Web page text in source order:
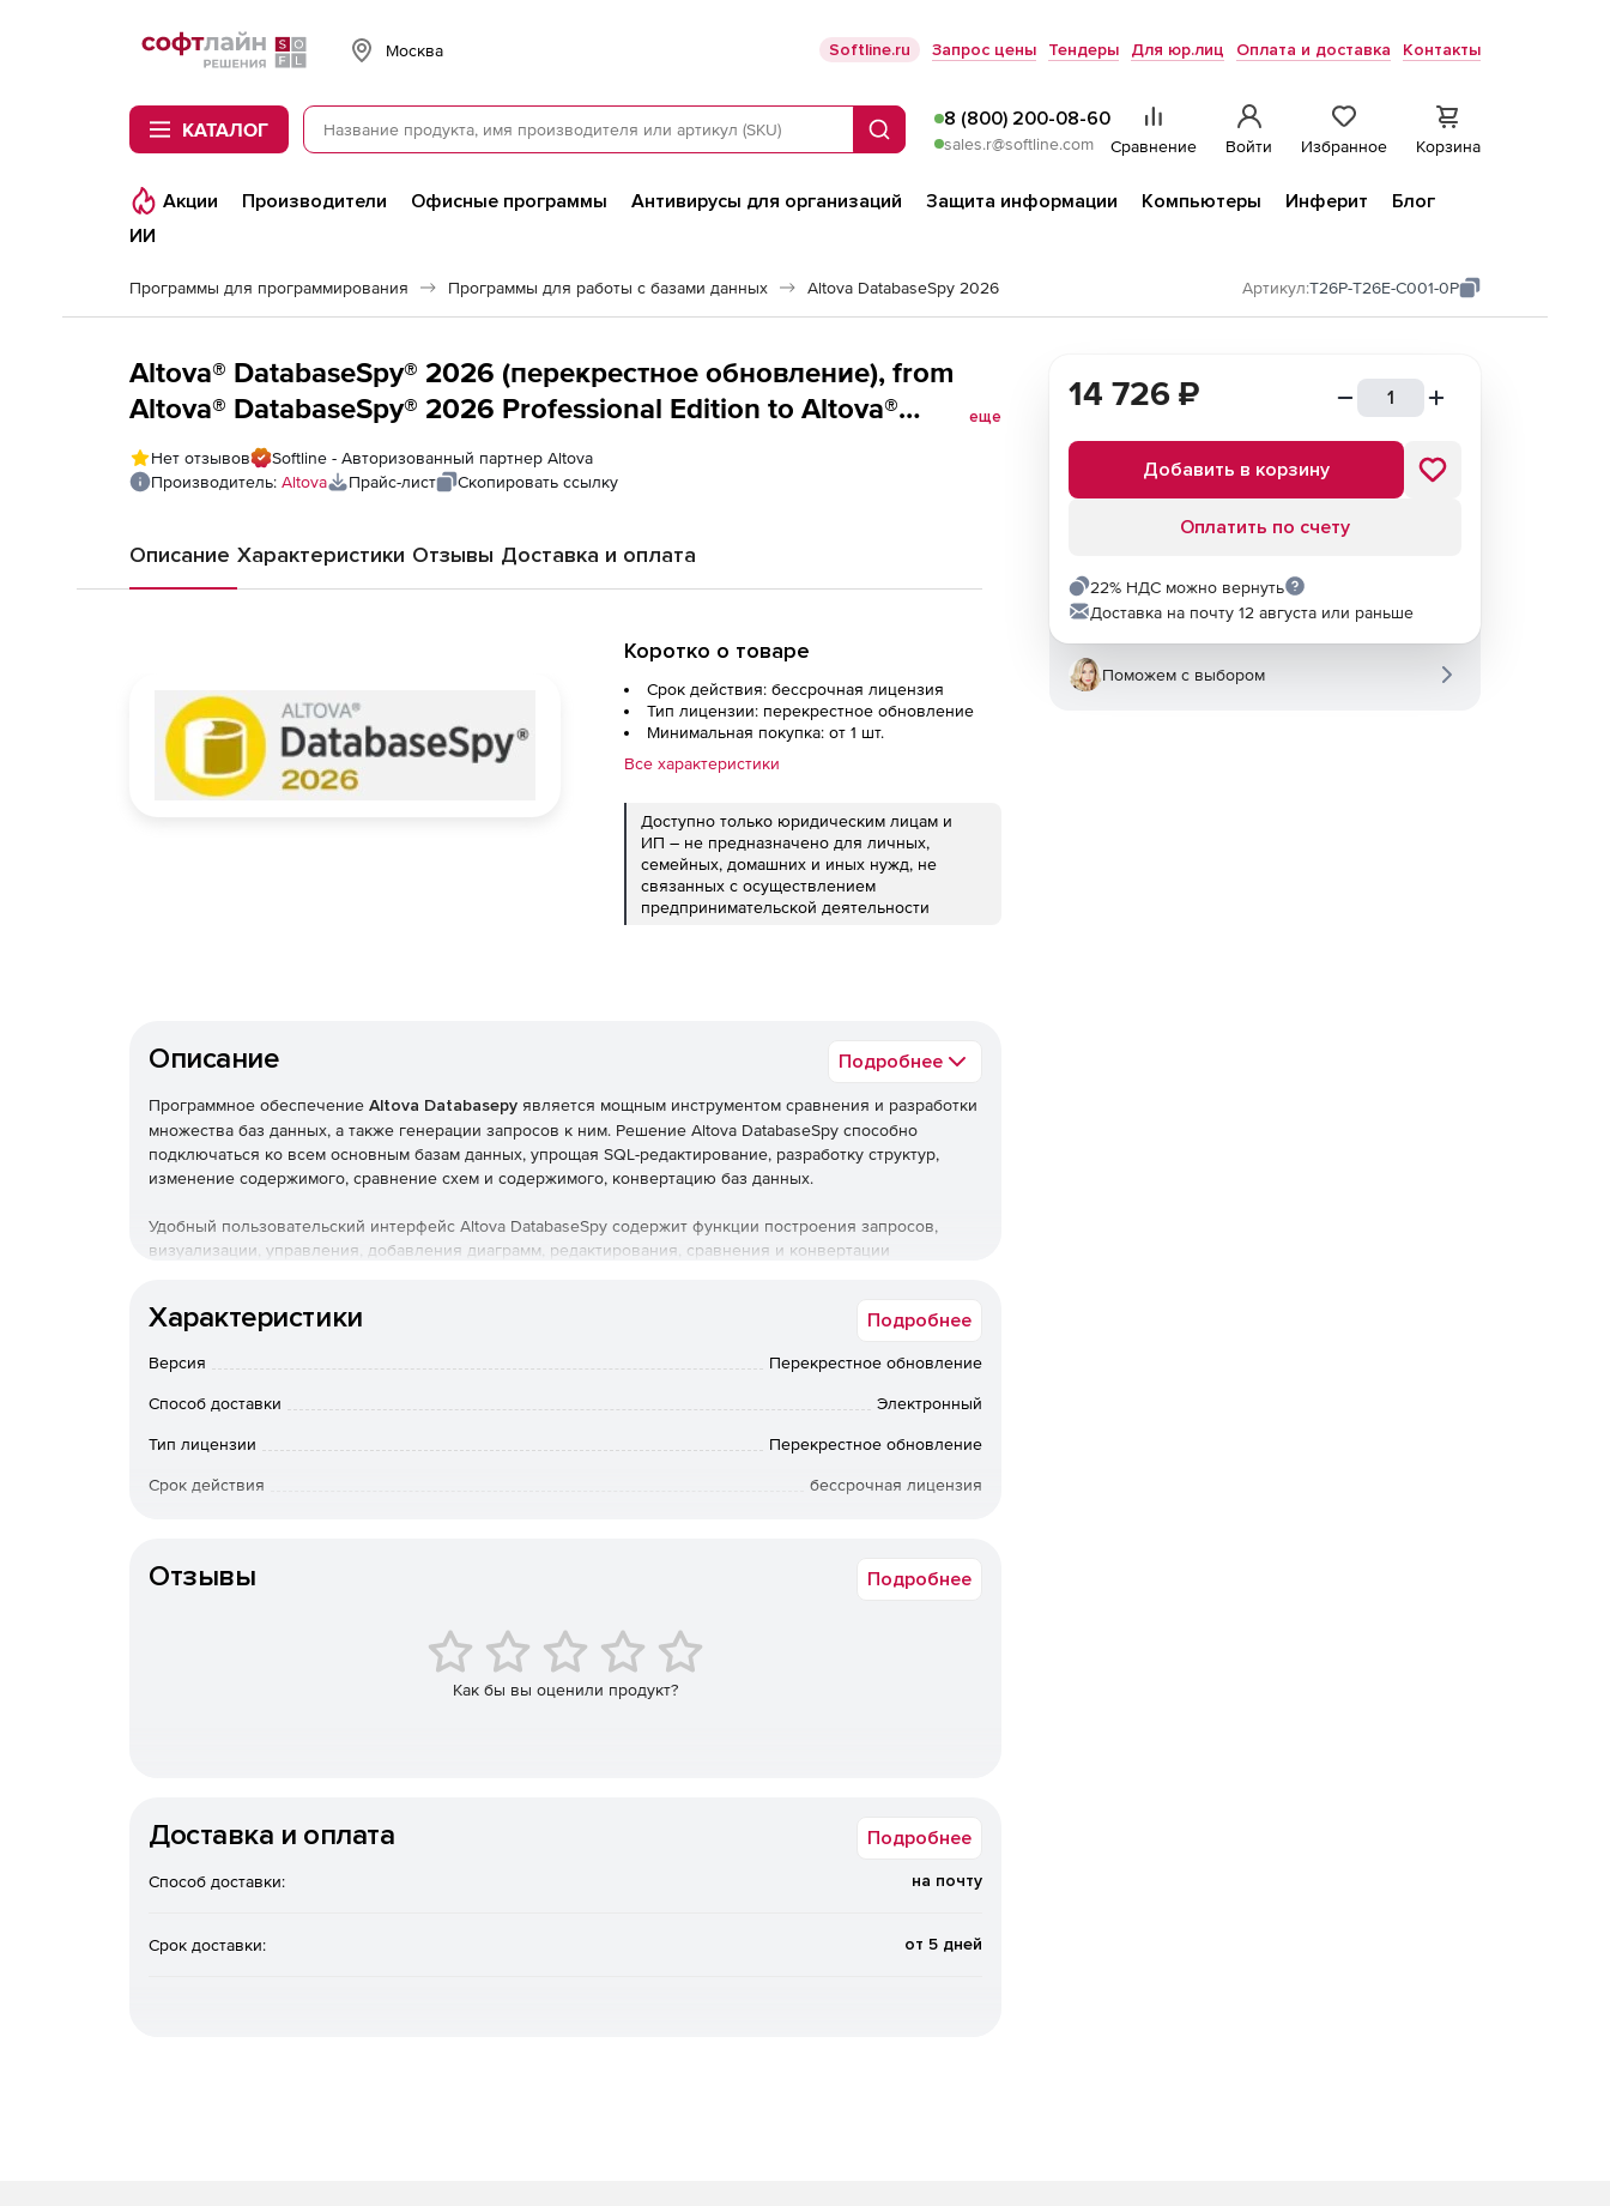
Softline
Москва Softline.ru Запрос цены Тендеры Для юр.лиц Оплата и доставка Контакты
КАТАЛОГ Поиск
8 (800) 200-08-60
sales.r@softline.com Сравнение Войти Избранное Корзина
Акции Производители Офисные программы Антивирусы для организаций Защита информации Компьютеры Инферит
Блог
ИИ
Программы для программирования Программы для работы с базами данных Altova DatabaseSpy 2026 Артикул:T26P-T26E-C001-0P
Altova® DatabaseSpy® 2026 (перекрестное обновление), from
Altova® DatabaseSpy® 2026 Professional Edition to Altova®
DatabaseSpy® 2026 Enterprise Edition Concurrent Users (1)
еще
Нет отзывов
Softline - Авторизованный партнер Altova
Производитель: Altova Прайс-лист Скопировать ссылку
Описание Характеристики Отзывы Доставка и оплата
Коротко о товаре
Срок действия: бессрочная лицензия
Тип лицензии: перекрестное обновление
Минимальная покупка: от 1 шт.
Все характеристики
Доступно только юридическим лицам и
ИП – не предназначено для личных,
семейных, домашних и иных нужд, не
связанных с осуществлением
предпринимательской деятельности
Описание Подробнее
Программное обеспечение Altova Databasepy является мощным инструментом сравнения и разработки
множества баз данных, а также генерации запросов к ним. Решение Altova DatabaseSpy способно
подключаться ко всем основным базам данных, упрощая SQL-редактирование, разработку структур,
изменение содержимого, сравнение схем и содержимого, конвертацию баз данных.
Удобный пользовательский интерфейс Altova DatabaseSpy содержит функции построения запросов,
визуализации, управления, добавления диаграмм, редактирования, сравнения и конвертации
экономят время пользователей и повышают точность работы. Продукт представлен версиями
Характеристики Altova DatabaseSpy:
Подключение ко всем основным базам данных.
Мастер быстрых подключений с поддержкой драйверов JDBC, ODBC и ADO.
данных.
Поддержка диаграмм для отображения результатов SQL-запросов (только Enterprise).
Инструмент графической разработки баз данных.
Сравнение и слияние таблиц и схем баз данных.
Поддержка конвертации структуры баз данных.
Характеристики Подробнее
Версия Перекрестное обновление
Способ доставки Электронный
Тип лицензии Перекрестное обновление
Срок действия бессрочная лицензия
Отзывы Подробнее
Как бы вы оценили продукт?
Доставка и оплата Подробнее
Способ доставки: на почту
Срок доставки: от 5 дней
14 726 ₽
Добавить в корзину
Оплатить по счету
22% НДС можно вернуть
Доставка на почту 12 августа или раньше
Поможем с выбором